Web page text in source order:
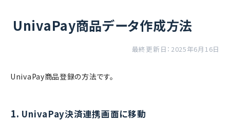
UnivaPay商品データ作成方法
最終更新日：2025年6月16日
UnivaPay商品登録の方法です。
1. UnivaPay決済連携画面に移動